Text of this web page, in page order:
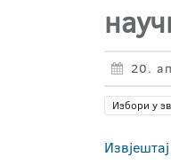
20.
Избори у